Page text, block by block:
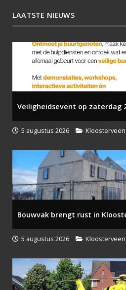
LAATSTE NIEUWS
Veiligheidsevent op zaterdag
5 augustus 2026 Kloosterveen
Bouwvak brengt rust in
5 augustus 2026 Kloosterveen